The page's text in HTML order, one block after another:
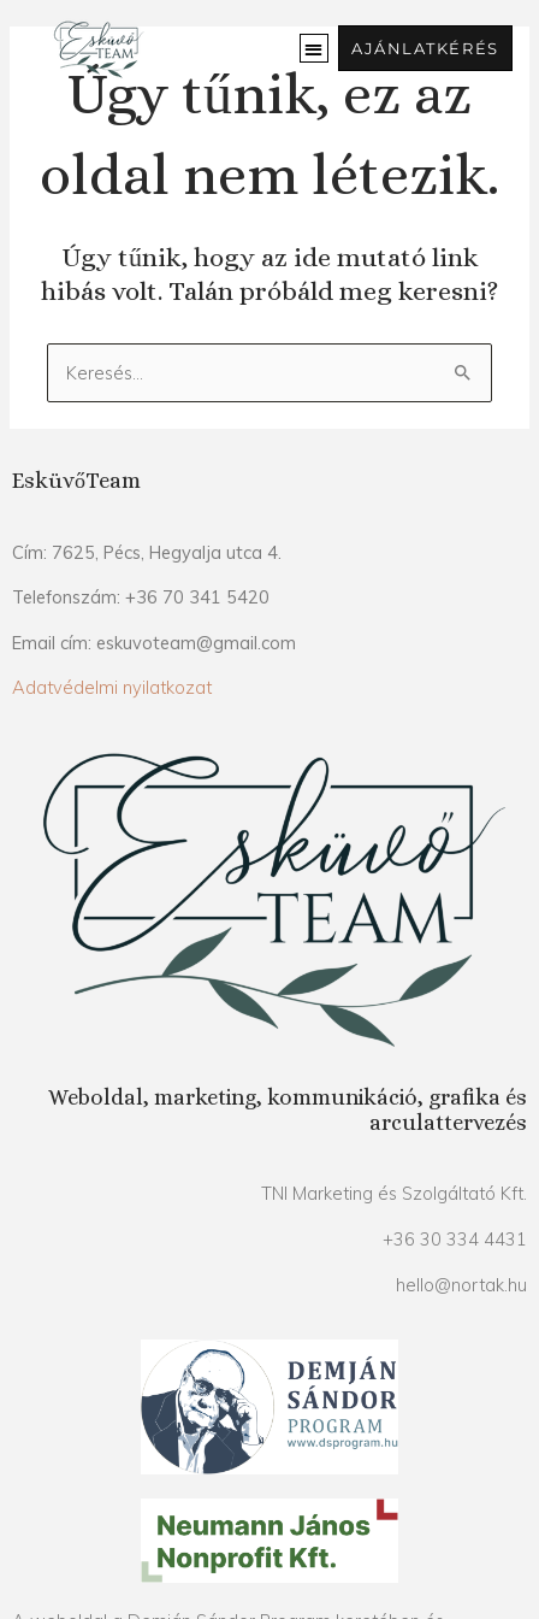
tartalomra
AJÁNLATKÉRÉS
Úgy tűnik, ez az
oldal nem létezik.
Úgy tűnik, hogy az ide mutató link
hibás volt. Talán próbáld meg keresni?
Keresés:
EsküvőTeam
Cím: 7625, Pécs, Hegyalja utca 4.
Telefonszám: +36 70 341 5420
Email cím: eskuvoteam@gmail.com
Adatvédelmi nyilatkozat
Weboldal, marketing, kommunikáció, grafika és
arculattervezés
TNI Marketing és Szolgáltató Kft.
+36 30 334 4431
hello@nortak.hu